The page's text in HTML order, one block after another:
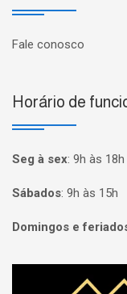
Fale conosco
Horário de
Seg à sex: 9h às 18h
Sábados: 9h às 15h
Domingos e
Página inicial